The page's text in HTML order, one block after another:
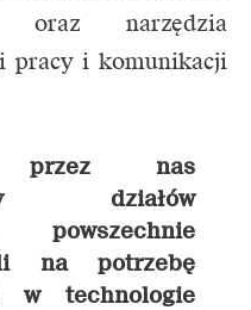
oraz narzędzia
pracy i komunikacji
przez nas
działów
powszechnie
na potrzebę
w technologie